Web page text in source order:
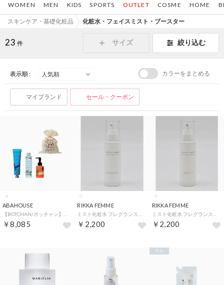
WOMEN MEN KIDS SPORTS COSME HOME
OUTLET
スキンケア・基礎化粧品 化粧水・フェイスミスト・ブースター
23 件 サイズ 絞り込む
表示順 : カラーをまとめる
マイブランド セール・クーポン
ABAHOUSE
￥8,085
RIKKA FEMME
￥2,200
RIKKA FEMME
￥2,200
予約